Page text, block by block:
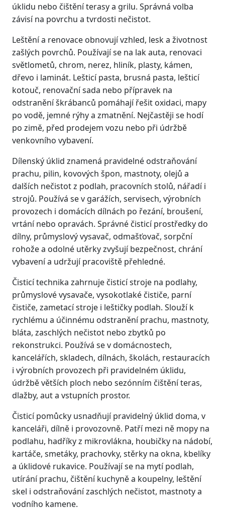
úklidu nebo čištění terasy a grilu. Správná volba
závisí na povrchu a tvrdosti nečistot.
Leštění a renovace obnovují vzhled, lesk a životnost
zašlých povrchů. Používají se na lak auta, renovaci
světlometů, chrom, nerez, hliník, plasty, kámen,
dřevo i laminát. Lešticí pasta, brusná pasta, lešticí
kotouč, renovační sada nebo přípravek na
odstranění škrábanců pomáhají řešit oxidaci, mapy
po vodě, jemné rýhy a zmatnění. Nejčastěji se hodí
po zimě, před prodejem vozu nebo při údržbě
venkovního vybavení.
Dílenský úklid znamená pravidelné odstraňování
prachu, pilin, kovových špon, mastnoty, olejů a
dalších nečistot z podlah, pracovních stolů, nářadí i
strojů. Používá se v garážích, servisech, výrobních
provozech i domácích dílnách po řezání, broušení,
vrtání nebo opravách. Správné čisticí prostředky do
dílny, průmyslový vysavač, odmašťovač, sorpční
rohože a odolné utěrky zvyšují bezpečnost, chrání
vybavení a udržují pracoviště přehledné.
Čisticí technika zahrnuje čisticí stroje na podlahy,
průmyslové vysavače, vysokotlaké čističe, parní
čističe, zametací stroje i leštičky podlah. Slouží k
rychlému a účinnému odstranění prachu, mastnoty,
bláta, zaschlých nečistot nebo zbytků po
rekonstrukci. Používá se v domácnostech,
kancelářích, skladech, dílnách, školách, restauracích
i výrobních provozech při pravidelném úklidu,
údržbě větších ploch nebo sezónním čištění teras,
dlažby, aut a vstupních prostor.
Čisticí pomůcky usnadňují pravidelný úklid doma, v
kanceláři, dílně i provozovně. Patří mezi ně mopy na
podlahu, hadříky z mikrovlákna, houbičky na nádobí,
kartáče, smetáky, prachovky, stěrky na okna, kbelíky
a úklidové rukavice. Používají se na mytí podlah,
utírání prachu, čištění kuchyně a koupelny, leštění
skel i odstraňování zaschlých nečistot, mastnoty a
vodního kamene.